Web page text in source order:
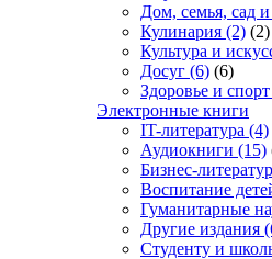
Дом, семья, сад
Кулинария (2) (2)
Культура и
Досуг (6) (6)
Здоровье и спорт
Электронные книги
IT-литература (4)
Аудиокниги (15)
Бизнес-
Воспитание
Гуманитарные
Другие издания
Студенту и